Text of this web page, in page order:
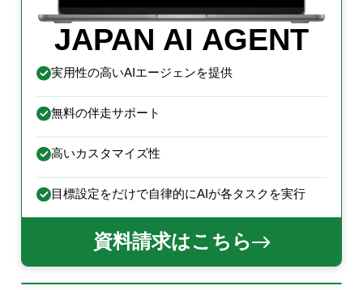
JAPAN AI AGENT
実用性の高いAIエージェンを提供
無料の伴走サポート
高いカスタマイズ性
目標設定をだけで自律的にAIが各タスクを実行
資料請求はこちら